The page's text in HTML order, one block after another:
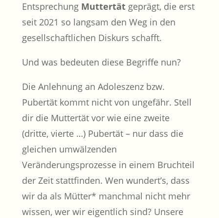
Entsprechung Muttertät geprägt, die erst
seit 2021 so langsam den Weg in den
gesellschaftlichen Diskurs schafft.
Und was bedeuten diese Begriffe nun?
Die Anlehnung an Adoleszenz bzw.
Pubertät kommt nicht von ungefähr. Stell
dir die Muttertät vor wie eine zweite
(dritte, vierte …) Pubertät – nur dass die
gleichen umwälzenden
Veränderungsprozesse in einem Bruchteil
der Zeit stattfinden. Wen wundert’s, dass
wir da als Mütter* manchmal nicht mehr
wissen, wer wir eigentlich sind? Unsere